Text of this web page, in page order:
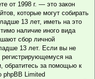
от 1998 г. — это закон
которые могут собирать
13 лет, иметь на это
наличие иного вида
сбор личной
13 лет. Если вы не
на
обратитесь за помощью к
phpBB Limited